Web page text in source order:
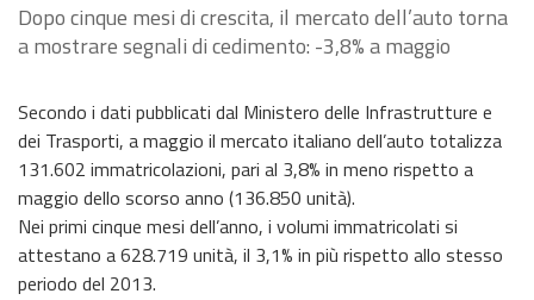
Dopo cinque mesi di crescita, il mercato dell’auto torna
a mostrare segnali di cedimento: -3,8% a maggio
Secondo i dati pubblicati dal Ministero delle Infrastrutture e
dei Trasporti, a maggio il mercato italiano dell’auto totalizza
131.602 immatricolazioni, pari al 3,8% in meno rispetto a
maggio dello scorso anno (136.850 unità).
Nei primi cinque mesi dell’anno, i volumi immatricolati si
attestano a 628.719 unità, il 3,1% in più rispetto allo stesso
periodo del 2013.